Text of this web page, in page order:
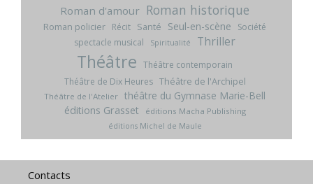
Roman d'amour Roman historique
Roman policier Récit Santé Seul-en-scène
Société
spectacle musical
Spiritualité Thriller
Théâtre Théâtre contemporain
Théâtre de Dix Heures Théâtre de l'Archipel
Théâtre de l'Atelier théâtre du Gymnase Marie-Bell
éditions Grasset
éditions Macha Publishing
éditions Michel de Maule
Contacts